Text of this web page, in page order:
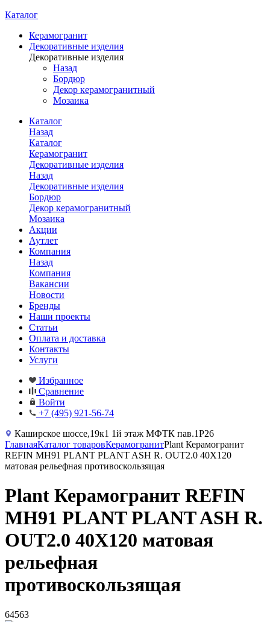
Каталог
Керамогранит
Декоративные изделия
Декоративные изделия
Назад
Бордюр
Декор керамогранитный
Мозаика
Каталог
Назад
Каталог
Керамогранит
Декоративные изделия
Назад
Декоративные изделия
Бордюр
Декор керамогранитный
Мозаика
Акции
Аутлет
Компания
Назад
Компания
Вакансии
Новости
Бренды
Наши проекты
Статьи
Оплата и доставка
Контакты
Услуги
Избранное
Сравнение
Войти
+7 (495) 921-56-74
Каширское шоссе,19к1 1й этаж МФТК пав.1Р26
ГлавнаяКаталог товаровКерамогранитPlant Керамогранит
REFIN MH91 PLANT PLANT ASH R. OUT2.0 40X120
матовая рельефная противоскользящая
Plant Керамогранит REFIN
MH91 PLANT PLANT ASH R.
OUT2.0 40X120 матовая
рельефная
противоскользящая
64563